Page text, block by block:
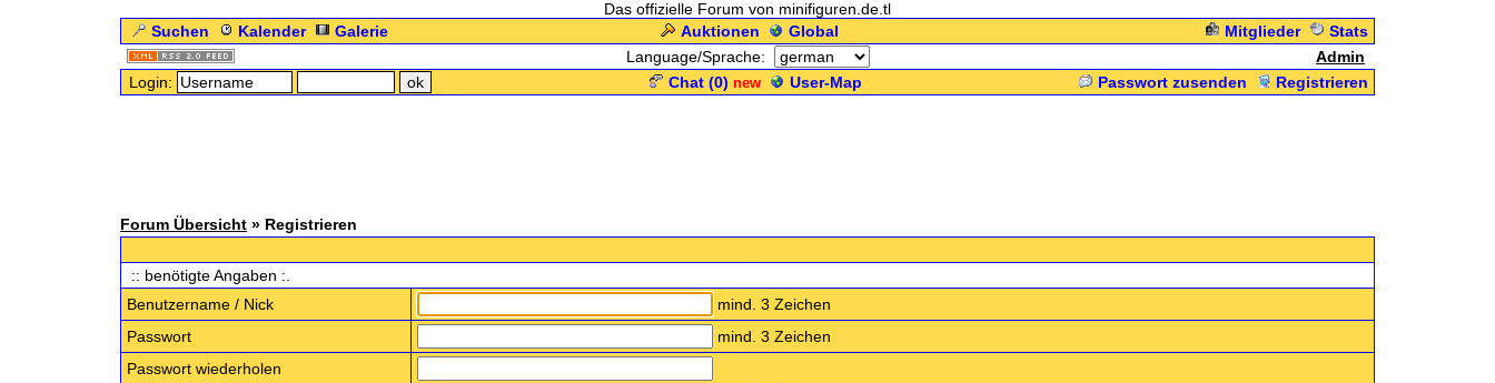
Das offizielle Forum von minifiguren.de.tl
Suchen
Kalender Galerie Auktionen Global Mitglieder
Stats
Language/Sprache:
Admin
Login:
Chat (0) new User-Map Passwort zusenden Registrieren
Forum Übersicht » Registrieren
:: benötigte Angaben :.
Benutzername / Nick
mind. 3 Zeichen
Passwort
mind. 3 Zeichen
Passwort wiederholen